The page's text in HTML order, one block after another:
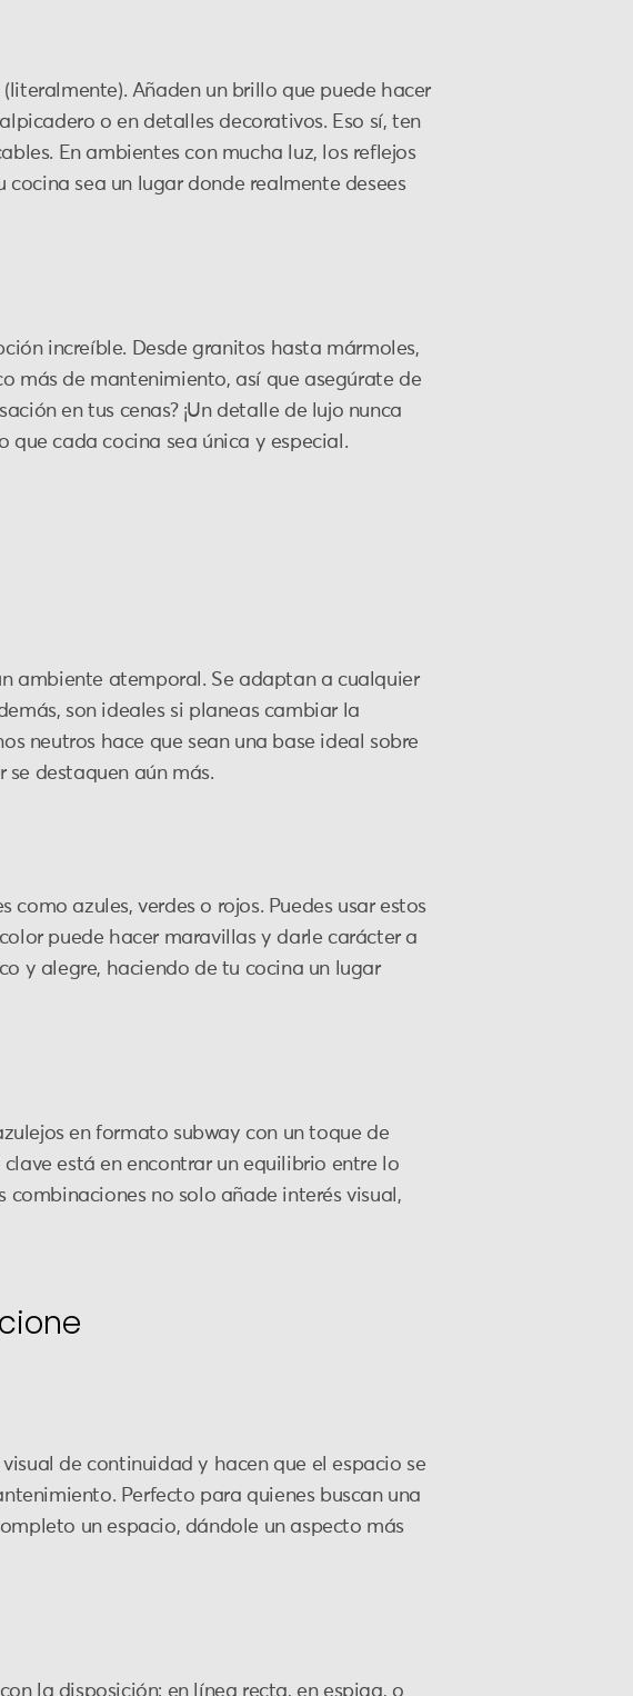
Añaden un brillo que puede hacer
o en detalles decorativos. Eso sí, ten
En ambientes con mucha luz, los reflejos
sea un lugar donde realmente desees
increíble. Desde granitos hasta mármoles,
más de mantenimiento, así que asegúrate de
en tus cenas? ¡Un detalle de lujo nunca
cada cocina sea única y especial.
ambiente atemporal. Se adaptan a cualquier
son ideales si planeas cambiar la
neutros hace que sean una base ideal sobre
se destaquen aún más.
azules, verdes o rojos. Puedes usar estos
puede hacer maravillas y darle carácter a
y alegre, haciendo de tu cocina un lugar
en formato subway con un toque de
está en encontrar un equilibrio entre lo
combinaciones no solo añade interés visual,
de continuidad y hacen que el espacio se
Perfecto para quienes buscan una
un espacio, dándole un aspecto más
la disposición: en línea recta, en espiga, o